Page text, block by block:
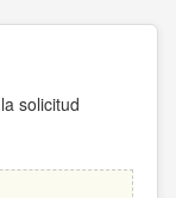
solicitud